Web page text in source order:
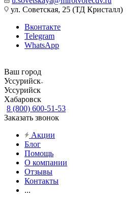
ул. Советская, 25 (ТД Кристалл)
Вконтакте
Telegram
WhatsApp
Ваш город
Уссурийск
Уссурийск
Хабаровск
8 (800) 600-51-53
Заказать звонок
Акции
Блог
Помощь
О компании
Отзывы
Контакты
...